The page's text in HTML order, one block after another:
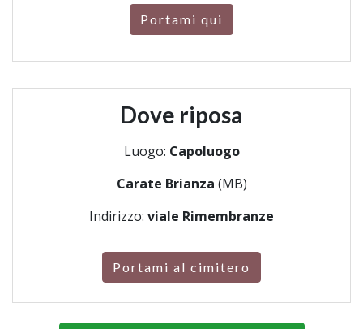
Portami qui
Dove riposa
Luogo: Capoluogo
Carate Brianza (MB)
Indirizzo: viale Rimembranze
Portami al cimitero